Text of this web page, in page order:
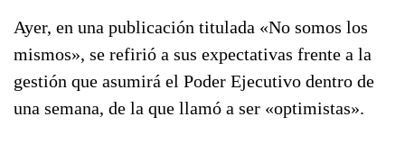
Ayer, en una publicación titulada «No somos los
mismos», se refirió a sus expectativas frente a la
gestión que asumirá el Poder Ejecutivo dentro de
una semana, de la que llamó a ser «optimistas».